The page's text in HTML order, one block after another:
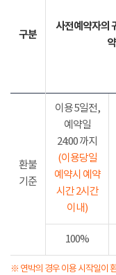
구분
사전예약자의
환불
기준
이용 5일전,
예약일
24:00 까지
(이용당일
예약시 예약
시간 2시간
이내)
100%
※ 연박의 경우 이용 시작일이